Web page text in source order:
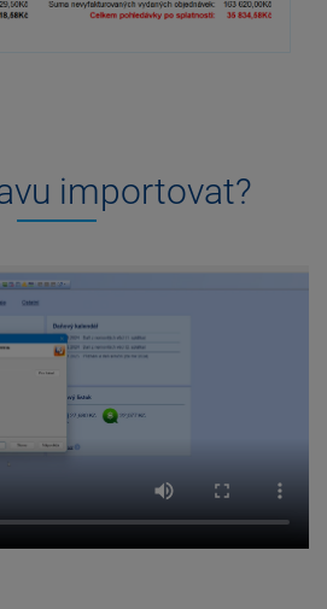
importovat?